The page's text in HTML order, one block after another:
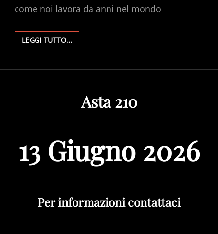
come noi lavora da anni nel mondo
LEGGI TUTTO…PER
I
Asta 210
13 Giugno 2026
Per informazioni contattaci